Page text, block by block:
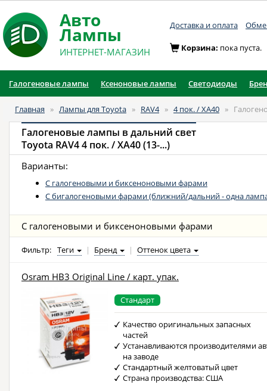
Авто
Лампы
ИНТЕРНЕТ-МАГАЗИН
Доставка и оплата
Корзина: пока пуста.
Галогеновые лампы Ксеноновые лампы Светодиоды
Главная » Лампы для Toyota » RAV4 » 4 пок. / XA40 »
Галогеновые лампы в дальний свет
Toyota RAV4 4 пок. / XA40 (13-...)
Варианты:
С галогеновыми и биксеноновыми фарами
С бигалогеновыми фарами (ближний/дальний - одна
С галогеновыми и биксеноновыми фарами
Фильтр: Теги | Бренд | Оттенок цвета
Osram HB3 Original Line / карт. упак.
Стандарт
Качество оригинальных запасных
частей
Устанавливаются производителями
на заводе
Стандартный желтоватый цвет
Страна производства: США